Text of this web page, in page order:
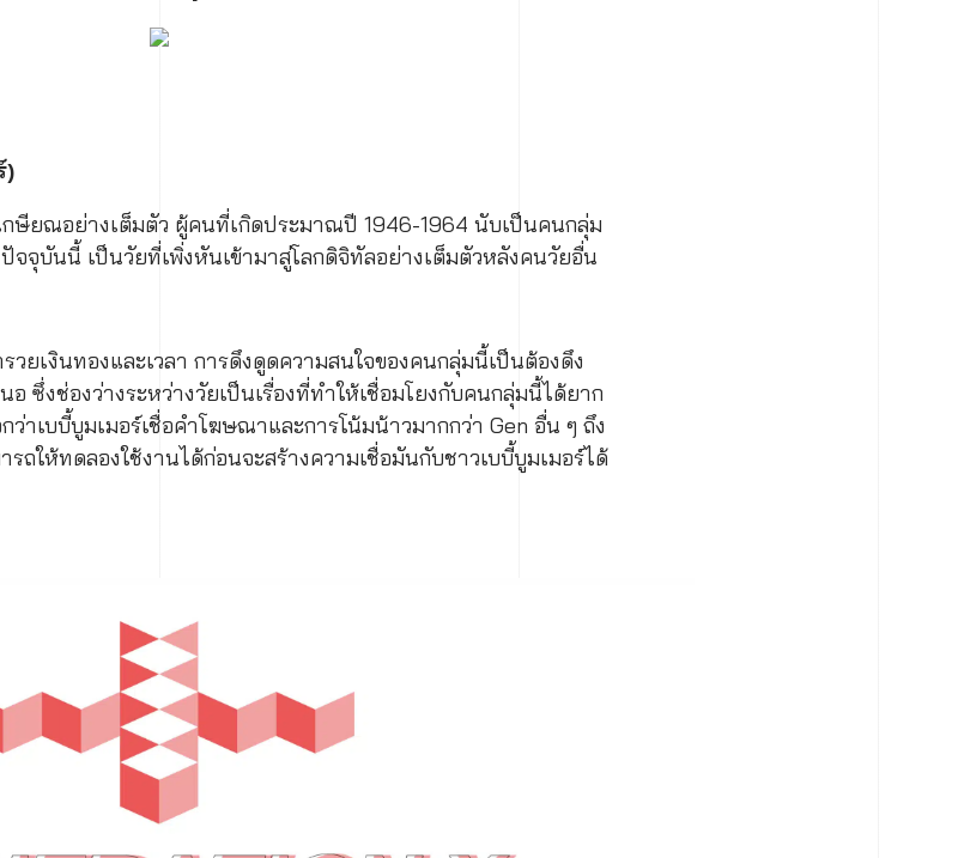
)
กษียณอย่างเต็มตัว ผู้คนที่เกิดประมาณปี 1946-1964 นับเป็นคนกลุ่ม
จุบันนี้ เป็นวัยที่เพิ่งหันเข้ามาสู่โลกดิจิทัลอย่างเต็มตัวหลังคนวัยอื่น
วยเงินทองและเวลา การดึงดูดความสนใจของคนกลุ่มนี้เป็นต้องดึง
ซึ่งช่องว่างระหว่างวัยเป็นเรื่องที่ทำให้เชื่อมโยงกับคนกลุ่มนี้ได้ยาก
ว่าเบบี้บูมเมอร์เชื่อคำโฆษณาและการโน้มน้าวมากกว่า Gen อื่น ๆ ถึง
ถให้ทดลองใช้งานได้ก่อนจะสร้างความเชื่อมันกับชาวเบบี้บูมเมอร์ได้